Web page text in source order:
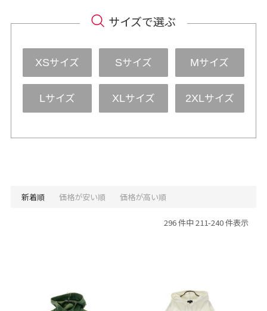
サイズで選ぶ
XSサイズ Sサイズ Mサイズ
Lサイズ XLサイズ 2XLサイズ
新着順 価格が安い順 価格が高い順
296 件中 211-240 件表示